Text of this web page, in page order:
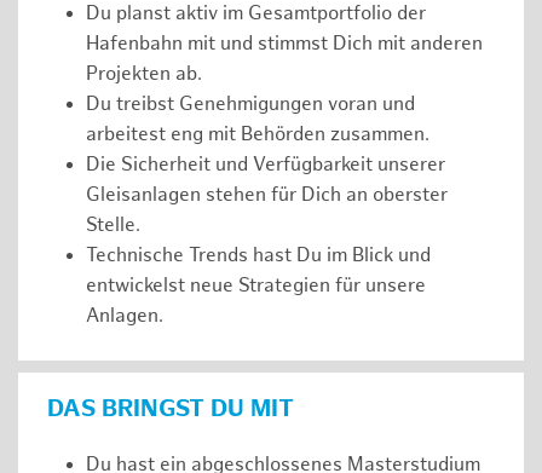
Du planst aktiv im Gesamtportfolio der
Hafenbahn mit und stimmst Dich mit anderen
Projekten ab.
Du treibst Genehmigungen voran und
arbeitest eng mit Behörden zusammen.
Die Sicherheit und Verfügbarkeit unserer
Gleisanlagen stehen für Dich an oberster
Stelle.
Technische Trends hast Du im Blick und
entwickelst neue Strategien für unsere
Anlagen.
DAS BRINGST DU MIT
Du hast ein abgeschlossenes Masterstudium